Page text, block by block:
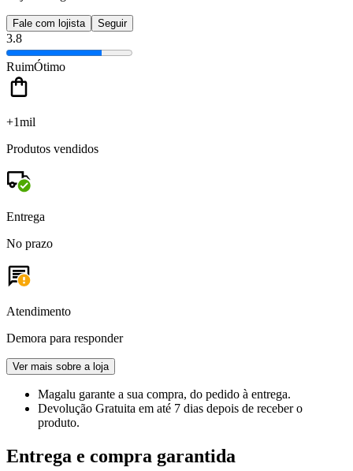
Fale com lojista Seguir
3.8
RuimÓtimo
+1mil
Produtos vendidos
Entrega
No prazo
Atendimento
Demora para responder
Ver mais sobre a loja
Magalu garante a sua compra, do pedido à entrega.
Devolução Gratuita em até 7 dias depois de receber o
produto.
Entrega e compra garantida